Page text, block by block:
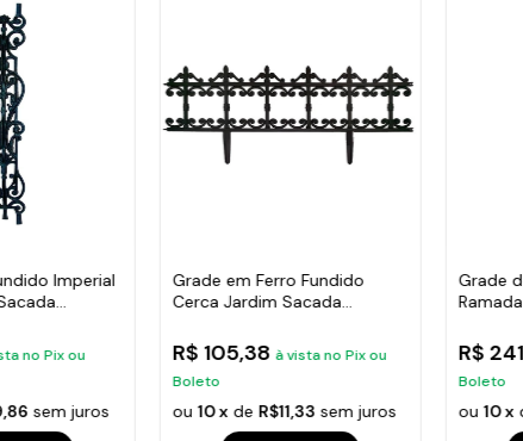
e Tampas de Chão
Ver
Imperial
no Pix ou
sem juros
Grade em Ferro Fundido
Cerca Jardim Sacada
R$ 105,38 à vista no Pix ou
Boleto
ou10 x de R$11,33 sem juros
Grade
R$
Boleto
ou10 x